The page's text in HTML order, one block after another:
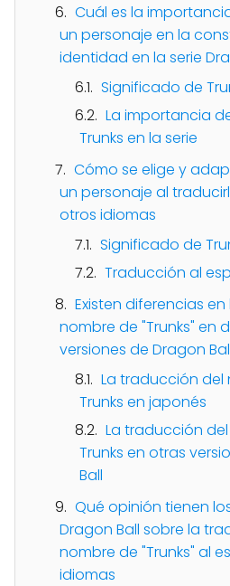
Cuál es la
un personaje en la
identidad en la serie
Significado de
La importancia
Trunks en la serie
Cómo se elige y
un personaje al
otros idiomas
Significado de
Traducción al
Existen diferencias
nombre de "Trunks" en
versiones de Dragon
La traducción del
Trunks en japonés
La traducción
Trunks en otras
Ball
Qué opinión tienen
Dragon Ball sobre la
nombre de "Trunks" al
idiomas